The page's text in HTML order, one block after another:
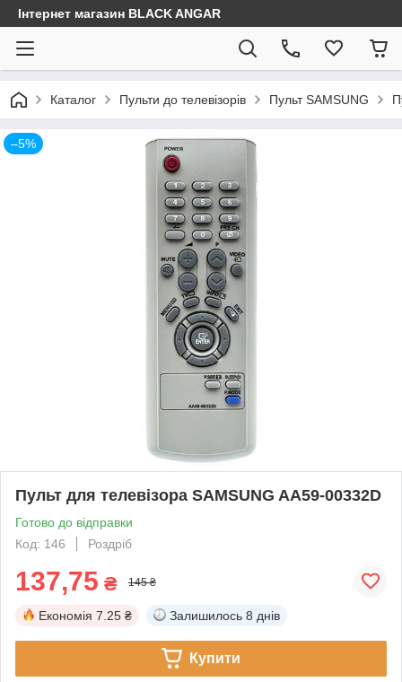
Інтернет магазин BLACK ANGAR
Каталог Пульти до телевізорів Пульт SAMSUNG
–5%
Пульт для телевізора SAMSUNG AA59-00332D
Готово до відправки
Код: 146
Роздріб
137,75 ₴ 145 ₴
Економія 7.25 ₴ Залишилось 8 днів
Купити